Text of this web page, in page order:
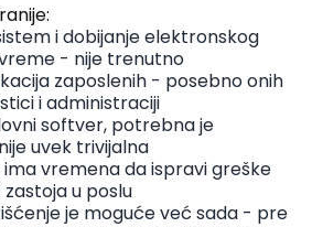
i dobijanje elektronskog
- nije trenutno
zaposlenih - posebno onih
i administraciji
softver, potrebna je
uvek trivijalna
ima vremena da ispravi greške
u poslu
je moguće već sada - pre